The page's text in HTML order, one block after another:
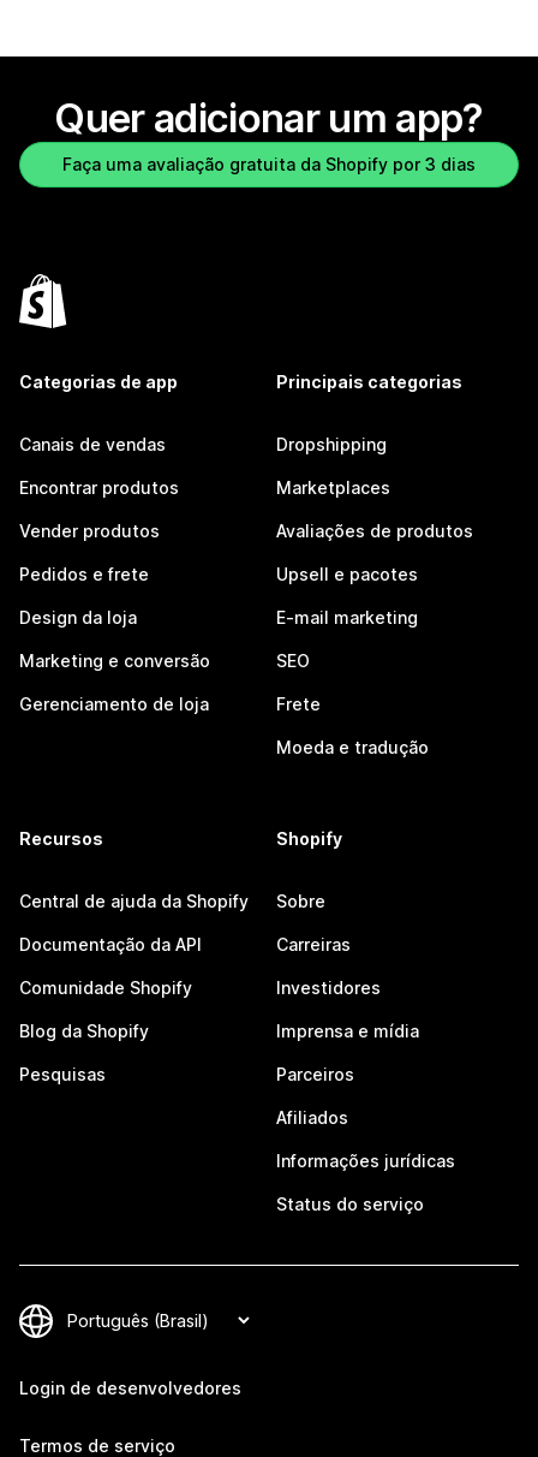
Quer adicionar um app?
Faça uma avaliação gratuita da Shopify por 3 dias
Categorias de app
Canais de vendas
Encontrar produtos
Vender produtos
Pedidos e frete
Design da loja
Marketing e conversão
Gerenciamento de loja
Principais categorias
Dropshipping
Marketplaces
Avaliações de produtos
Upsell e pacotes
E-mail marketing
SEO
Frete
Moeda e tradução
Recursos
Central de ajuda da Shopify
Documentação da API
Comunidade Shopify
Blog da Shopify
Pesquisas
Shopify
Sobre
Carreiras
Investidores
Imprensa e mídia
Parceiros
Afiliados
Informações jurídicas
Status do serviço
Login de desenvolvedores
Termos de serviço